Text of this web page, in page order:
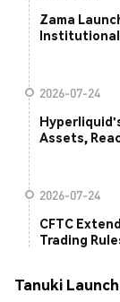
Zama
Institutional
2026-07-24
Assets,
2026-07-24
CFTC
Trading
Tanuki